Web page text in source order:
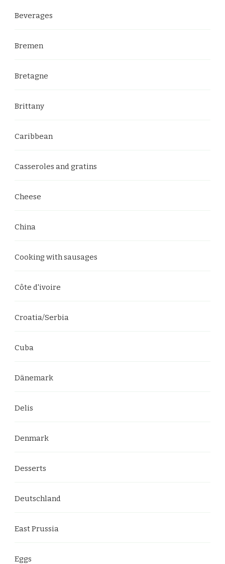
Beverages
Bremen
Bretagne
Brittany
Caribbean
Casseroles and gratins
Cheese
China
Cooking with sausages
Côte d'ivoire
Croatia/Serbia
Cuba
Dänemark
Delis
Denmark
Desserts
Deutschland
East Prussia
Eggs